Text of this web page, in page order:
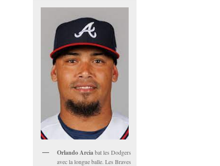
Orlando Arcia bat les Dodgers
avec la longue balle. Les Braves